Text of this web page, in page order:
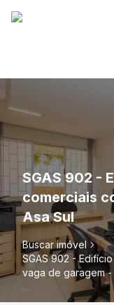
SGAS 902 -
comerciais
Asa Sul
Buscar imóvel
SGAS 902 -
vaga de garagem -